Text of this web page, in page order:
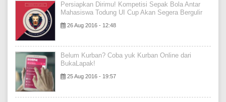
Persiapkan Dirimu! Kompetisi Sepak Bola Antar
Mahasiswa Todung UI Cup Akan Segera Bergulir
26 Aug 2016 - 12:48
Belum Kurban? Coba yuk Kurban Online dari
BukaLapak!
25 Aug 2016 - 19:57